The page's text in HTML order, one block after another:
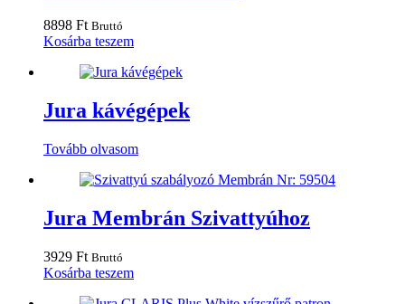
8898 Ft Bruttó
Kosárba teszem
Jura kávégépek
Tovább olvasom
Jura Membrán Szivattyúhoz
3929 Ft Bruttó
Kosárba teszem